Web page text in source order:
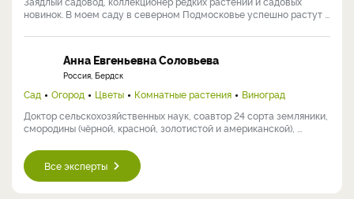
новинок. В моем саду в северном Подмосковье успешно растут ...
Анна Евгеньевна Соловьева
Россия, Бердск
Сад Огород Цветы Комнатные растения
Виноград
Доктор сельскохозяйственных наук, соавтор 24 сорта земляники,
смородины (чёрной, красной, золотистой и американской), ...
Все эксперты